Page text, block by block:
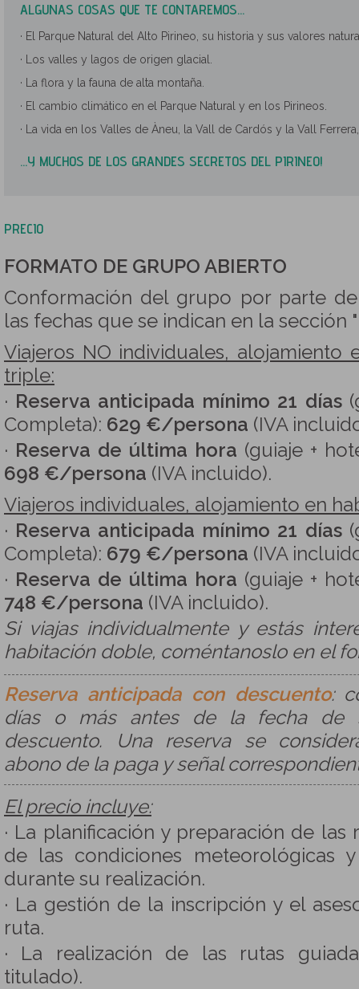
ALGUNAS COSAS QUE TE CONTAREMOS...
· El Parque Natural del Alto Pirineo, su historia y sus valores
· Los valles y lagos de origen glacial.
· La flora y la fauna de alta montaña.
· El cambio climático en el Parque Natural y en los Pirineos.
· La vida en los Valles de Àneu, la Vall de Cardós y la Vall
...Y MUCHOS DE LOS GRANDES SECRETOS DEL PIRINEO!
PRECIO
FORMATO DE GRUPO ABIERTO
Conformación del grupo por parte de
las fechas que se indican en la sección
Viajeros NO individuales, alojamiento
triple:
· Reserva anticipada mínimo 21 días
Completa): 629 €/persona (IVA
· Reserva de última hora (guiaje +
698 €/persona (IVA incluido).
Viajeros individuales, alojamiento en
· Reserva anticipada mínimo 21 días
Completa): 679 €/persona (IVA
· Reserva de última hora (guiaje +
748 €/persona (IVA incluido).
Si viajas individualmente y estás
habitación doble, coméntanoslo en el
Reserva anticipada con descuento:
días o más antes de la fecha de
descuento. Una reserva se
abono de la paga y señal
El precio incluye:
· La planificación y preparación de las
de las condiciones meteorológicas
durante su realización.
· La gestión de la inscripción y el
ruta.
· La realización de las rutas
titulado).